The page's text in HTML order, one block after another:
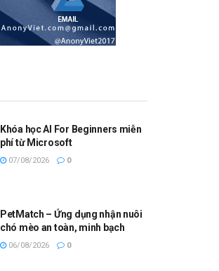
Khóa học AI For Beginners miễn
phí từ Microsoft
07/08/2026 0
PetMatch – Ứng dụng nhận nuôi
chó mèo an toàn, minh bạch
06/08/2026 0